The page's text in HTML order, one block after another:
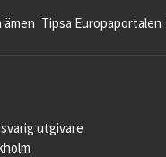
ämen Tipsa Europaportalen
utgivare